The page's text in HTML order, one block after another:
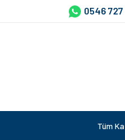
0546 727
Tüm